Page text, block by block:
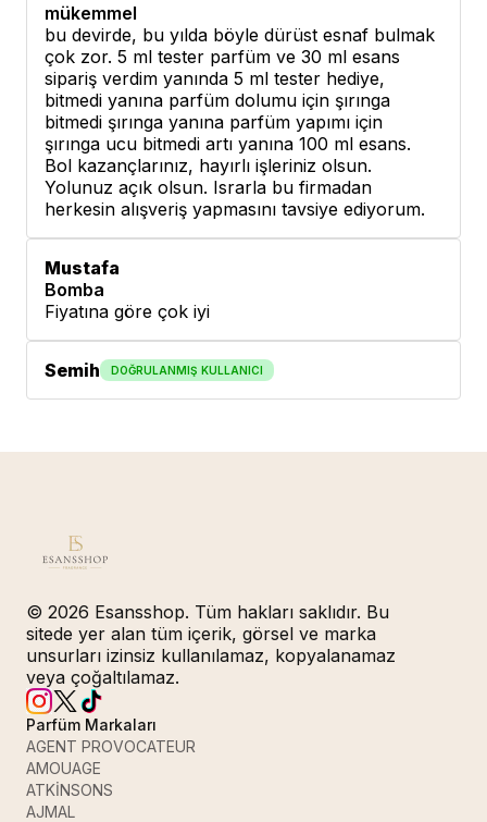
mükemmel
bu devirde, bu yılda böyle dürüst esnaf bulmak
çok zor. 5 ml tester parfüm ve 30 ml esans
sipariş verdim yanında 5 ml tester hediye,
bitmedi yanına parfüm dolumu için şırınga
bitmedi şırınga yanına parfüm yapımı için
şırınga ucu bitmedi artı yanına 100 ml esans.
Bol kazançlarınız, hayırlı işleriniz olsun.
Yolunuz açık olsun. Israrla bu firmadan
herkesin alışveriş yapmasını tavsiye ediyorum.
Mustafa
Bomba
Fiyatına göre çok iyi
Semih DOĞRULANMIŞ KULLANICI
© 2026 Esansshop. Tüm hakları saklıdır. Bu
sitede yer alan tüm içerik, görsel ve marka
unsurları izinsiz kullanılamaz, kopyalanamaz
veya çoğaltılamaz.
Parfüm Markaları
AGENT PROVOCATEUR
AMOUAGE
ATKİNSONS
AJMAL